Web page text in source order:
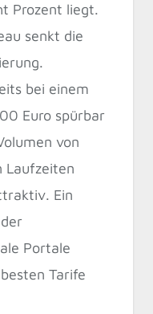
Prozent liegt.
senkt die
bei einem
Euro spürbar
von
Laufzeiten
Ein
Portale
Tarife